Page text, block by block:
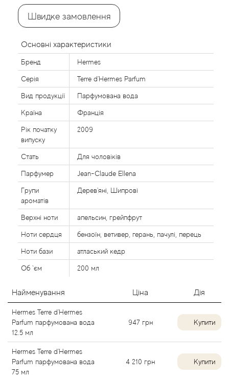
Швидке замовлення
Основні характеристики
Бренд Hermes
Серія Terre d'Hermes Parfum
Вид продукції Парфумована вода
Країна Франція
Рік початку
випуску
2009
Стать Для чоловіків
Парфумер Jean-Claude Ellena
Групи
ароматів
Дерев'яні, Шипрові
Верхні ноти апельсин, грейпфрут
Ноти сердця бензоїн, ветивер, герань, пачулі, перець
Ноти бази атласький кедр
Об `єм 200 мл
Найменування Ціна Дія
Hermes Terre d'Hermes
Parfum парфумована вода
12.5 мл
947 грн Купити
Hermes Terre d'Hermes
Parfum парфумована вода
75 мл
4 210 грн Купити
Aj Arabia (Widian)
Al Haramain
Al Jazeera
Alaia Paris
Alexander McQueen
Alexandre Barthet
Alexandre J
Alfred Dunhill
Alyson Oldoini
Alyssa Ashley
American Crew
Amouage
Amouroud
Andre L'Arom